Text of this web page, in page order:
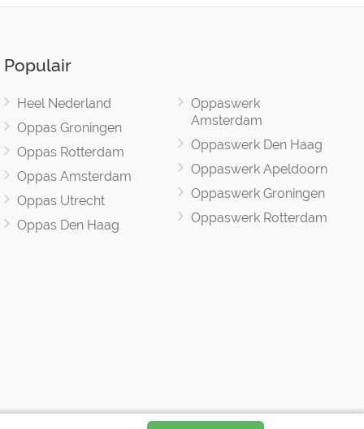
Populair
Heel Nederland
Oppas Groningen
Oppas Rotterdam
Oppas Amsterdam
Oppas Utrecht
Oppas Den Haag
Oppaswerk
Amsterdam
Oppaswerk Den Haag
Oppaswerk Apeldoorn
Oppaswerk Groningen
Oppaswerk Rotterdam